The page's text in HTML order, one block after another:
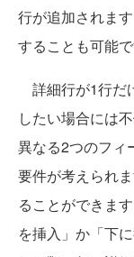
行が追加されま
することも可能で
詳細行が1行だ
したい場合には
異なる2つのフィ
要件が考えられ
ることができま
を挿入」か「下